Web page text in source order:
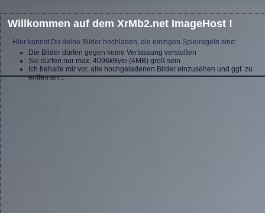
Willkommen auf dem XrMb2.net ImageHost !
Hier kannst Du deine Bilder hochladen, die einzigen Spielregeln sind:
Die Bilder dürfen gegen keine Verfassung verstoßen
Sie dürfen nur max. 4096kByte (4MB) groß sein
Ich behalte mir vor, alle hochgeladenen Bilder einzusehen und ggf. zu
entfernen...